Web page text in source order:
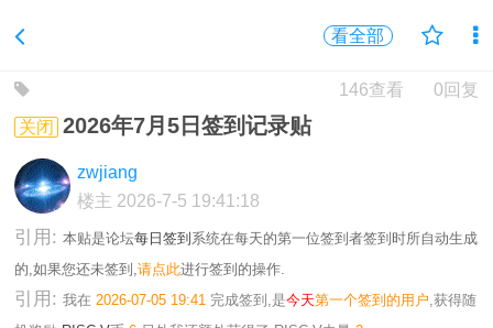
看全部
0回复
146查看
关闭 2026年7月5日签到记录贴
zwjiang
楼主 2026-7-5 19:41:18
引用:本贴是论坛每日签到系统在每天的第一位签到者签到时所自动生成
的,如果您还未签到,请点此进行签到的操作.
引用:我在 2026-07-05 19:41 完成签到,是今天第一个签到的用户 ,获得随